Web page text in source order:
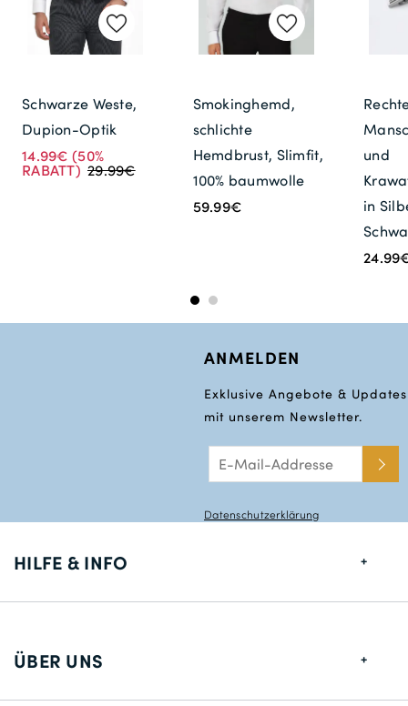
Schwarze Weste,
Dupion-Optik
14.99€ (50%
RABATT) 29.99€
Smokinghemd,
schlichte
Hemdbrust, Slimfit,
100% baumwolle
59.99€
und
in
ANMELDEN
Exklusive Angebote & Updates
mit unserem Newsletter.
Datenschutzerklärung
HILFE & INFO
Lieferung
ÜBER UNS